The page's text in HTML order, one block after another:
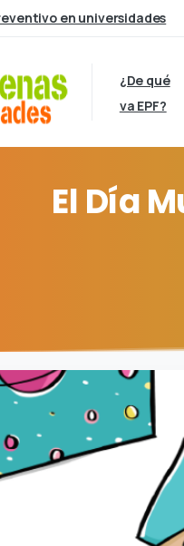
en universidades
¿De qué
va EPF?
El Día